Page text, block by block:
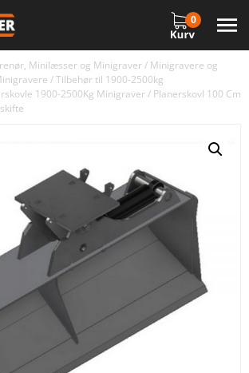
0
Minilæsser og Minigraver/ Minigravere og
/Tilbehør til 1900-2500kg
1900-2500Kg Minigraver/ Planerskovl 100 Cm